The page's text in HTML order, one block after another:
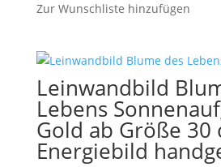
Zur Wunschliste hinzufügen
Leinwandbild
Lebens
Gold ab Größe 30
Energiebild